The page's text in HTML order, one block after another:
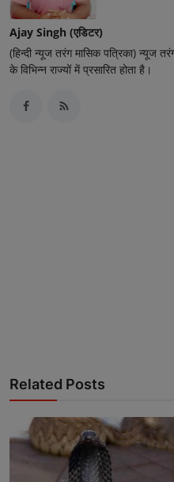
Ajay Singh (एडिटर)
(हिन्दी न्यूज तरंग मासिक पत्रिका) न्यूज
के विभिन्न राज्यों में प्रसारित होता है।
Related Posts